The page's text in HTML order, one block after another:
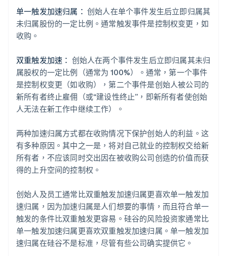
单一触发加速归属： 创始人在单个事件发生后立即归属其
未归属股份的一定比例。通常触发事件是控制权变更，如
收购。
双重触发加速： 创始人在两个事件发生后立即归属其未归
属股权的一定比例（通常为 100%）。通常，第一个事件
是控制权变更（如收购），第二个事件是创始人被公司的
新所有者终止雇佣（或“建设性终止”，即新所有者使创始
人无法在新工作中继续工作）。
两种加速归属方式都在收购情况下保护创始人的利益。这
有多种原因。其中之一是，将对自己就业的控制权交给新
所有者，不应该同时交出因在被收购公司创造的价值而获
得的上升空间的控制权。
创始人及员工通常比双重触发加速归属更喜欢单一触发加
速归属，因为加速归属是人们想要的事情，而且符合单一
触发的条件比双重触发更容易。硅谷的风险投资家通常比
单一触发加速归属更喜欢双重触发加速归属。单一触发加
速归属在硅谷不是标准，尽管有些公司确实提供它。